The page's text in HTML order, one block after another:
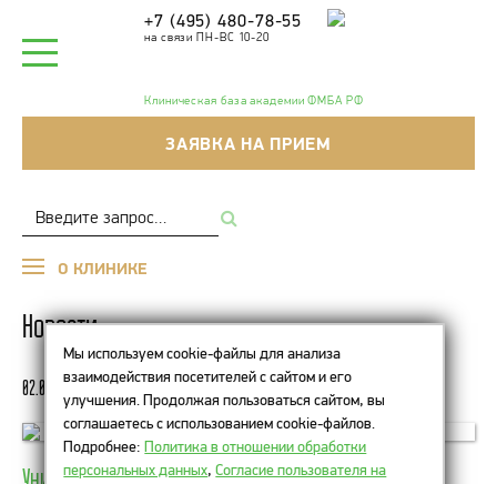
+7 (495) 480-78-55
на связи ПН-ВС 10-20
Клиническая база академии ФМБА РФ
ЗАЯВКА НА ПРИЕМ
О КЛИНИКЕ
Новости
02.07.2026
Мы используем cookie-файлы для анализа
взаимодействия посетителей с сайтом и его
улучшения. Продолжая пользоваться сайтом, вы
соглашаетесь с использованием cookie-файлов.
Подробнее:Политика в отношении обработки
персональных данных,Согласие пользователя на